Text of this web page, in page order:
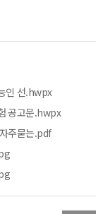
인 선.hwpx
공고문.hwpx
주묻는.pdf